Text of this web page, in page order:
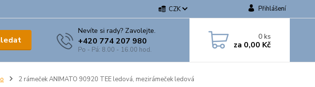
CZK Přihlášení
Nevíte si rady? Zavolejte.
+420 774 207 980
Po - Pá: 8.00 - 16.00 hod.
0ks
za 0,00 Kč
2 rámeček ANIMATO 90920 TEE ledová, mezirámeček ledová